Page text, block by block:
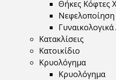
Θήκες Κόφτες
Νεφελοποίηση
Κατακλίσεις
Κατοικίδιο
Κρυολόγημα
Κρυολόγημα